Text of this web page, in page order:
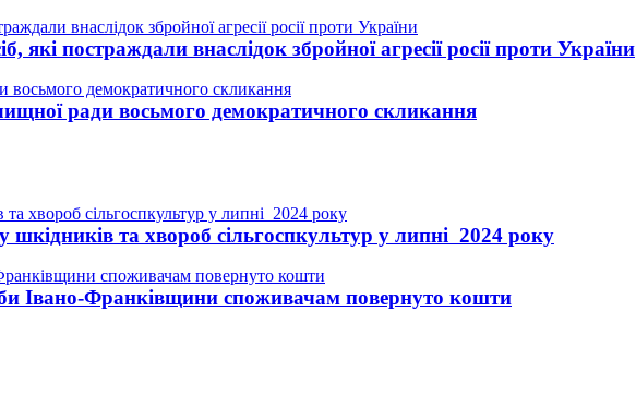
постраждали внаслідок збройної агресії росії проти України
ради восьмого демократичного скликання
шкідників та хвороб сільгоспкультур у липні 2024 року
Івано-Франківщини споживачам повернуто кошти